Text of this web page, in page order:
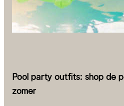
Pool party outfits: shop de
zomer